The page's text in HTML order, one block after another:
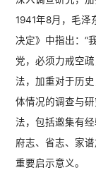
1941年8月，毛泽
决定》中指出：“
党，必须力戒空
法，加重对于历
体情况的调查与
法，包括邀集有
府志、省志、家
重要启示意义。